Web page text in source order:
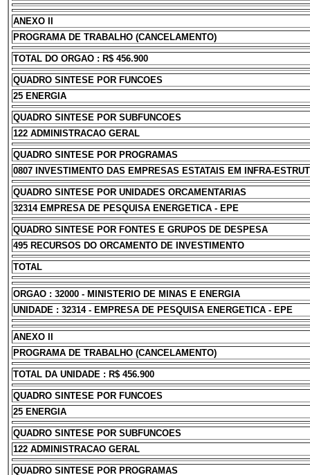
ANEXO II
PROGRAMA DE TRABALHO (CANCELAMENTO)
TOTAL DO ORGAO : R$ 456.900
QUADRO SINTESE POR FUNCOES
25 ENERGIA
QUADRO SINTESE POR SUBFUNCOES
122 ADMINISTRACAO GERAL
QUADRO SINTESE POR PROGRAMAS
0807 INVESTIMENTO DAS EMPRESAS ESTATAIS EM INFRA-
QUADRO SINTESE POR UNIDADES ORCAMENTARIAS
32314 EMPRESA DE PESQUISA ENERGETICA - EPE
QUADRO SINTESE POR FONTES E GRUPOS DE DESPESA
495 RECURSOS DO ORCAMENTO DE INVESTIMENTO
TOTAL
ORGAO : 32000 - MINISTERIO DE MINAS E ENERGIA
UNIDADE : 32314 - EMPRESA DE PESQUISA ENERGETICA - EPE
ANEXO II
PROGRAMA DE TRABALHO (CANCELAMENTO)
TOTAL DA UNIDADE : R$ 456.900
QUADRO SINTESE POR FUNCOES
25 ENERGIA
QUADRO SINTESE POR SUBFUNCOES
122 ADMINISTRACAO GERAL
QUADRO SINTESE POR PROGRAMAS